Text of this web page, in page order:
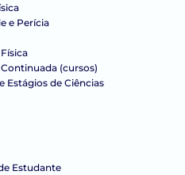
e Perícia
(cursos)
Estágios de Ciências
Estudante